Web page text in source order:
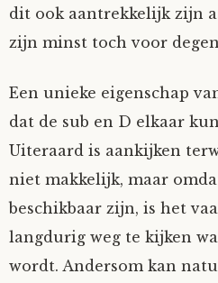
SirTeddy
Spelican
Stefan
Switch
dit ook aantrekkelijk zijn
zijn minst toch voor
Een unieke eigenschap
dat de sub en D elkaar
Uiteraard is aankijken
niet makkelijk, maar
beschikbaar zijn, is het
langdurig weg te kijken
wordt. Andersom kan